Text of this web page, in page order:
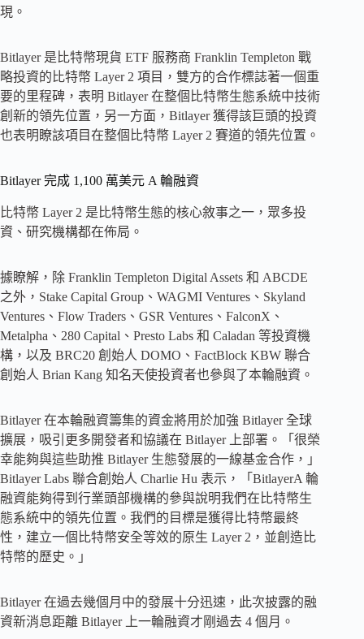
現。
Bitlayer 是比特幣現貨 ETF 服務商 Franklin Templeton 戰
略投資的比特幣 Layer 2 項目，雙方的合作標誌著一個重
要的里程碑，表明 Bitlayer 在整個比特幣生態系統中技術
創新的領先位置，另一方面，Bitlayer 獲得該巨頭的投資
也表明瞭該項目在整個比特幣 Layer 2 賽道的領先位置。
Bitlayer 完成 1,100 萬美元 A 輪融資
比特幣 Layer 2 是比特幣生態的核心敘事之一，眾多投
資、研究機構都在佈局。
據瞭解，除 Franklin Templeton Digital Assets 和 ABCDE
之外，Stake Capital Group、WAGMI Ventures、Skyland
Ventures、Flow Traders、GSR Ventures、FalconX、
Metalpha、280 Capital、Presto Labs 和 Caladan 等投資機
構，以及 BRC20 創始人 DOMO、FactBlock KBW 聯合
創始人 Brian Kang 知名天使投資者也參與了本輪融資。
Bitlayer 在本輪融資籌集的資金將用於加強 Bitlayer 全球
擴展，吸引更多開發者和協議在 Bitlayer 上部署。「很榮
幸能夠與這些助推 Bitlayer 生態發展的一線基金合作，」
Bitlayer Labs 聯合創始人 Charlie Hu 表示，「BitlayerA 輪
融資能夠得到行業頭部機構的參與說明我們在比特幣生
態系統中的領先位置。我們的目標是獲得比特幣最終
性，建立一個比特幣安全等效的原生 Layer 2，並創造比
特幣的歷史。」
Bitlayer 在過去幾個月中的發展十分迅速，此次披露的融
資新消息距離 Bitlayer 上一輪融資才剛過去 4 個月。